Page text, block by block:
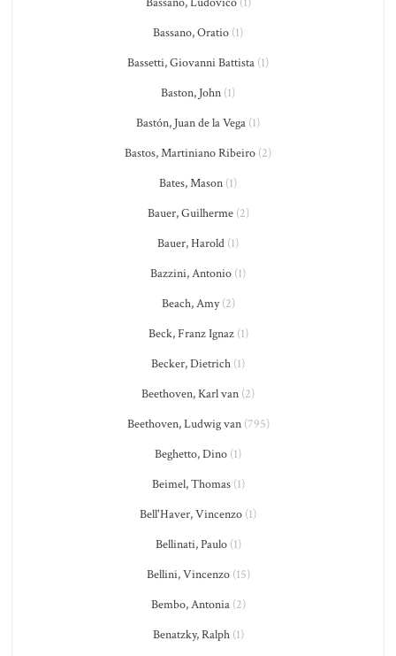
Bassano, Oratio (1)
Bassetti, Giovanni Battista (1)
Baston, John (1)
Bastón, Juan de la Vega (1)
Bastos, Martiniano Ribeiro (2)
Bates, Mason (1)
Bauer, Guilherme(2)
Bauer, Harold (1)
Bazzini, Antonio (1)
Beach, Amy(2)
Beck, Franz Ignaz(1)
Becker, Dietrich (1)
Beethoven, Karl van (2)
Beethoven, Ludwig van(795)
Beghetto, Dino (1)
Beimel, Thomas(1)
Bell'Haver, Vincenzo (1)
Bellinati, Paulo(1)
Bellini, Vincenzo(15)
Bembo, Antonia(2)
Benatzky, Ralph(1)